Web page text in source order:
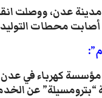
محطات التوليد
عن